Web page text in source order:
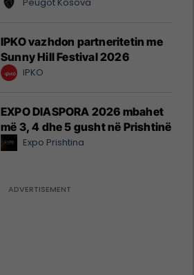
IPKO vazhdon partneritetin me
Sunny Hill Festival 2026
IPKO
EXPO DIASPORA 2026 mbahet
më 3, 4 dhe 5 gusht në Prishtinë
Expo Prishtina